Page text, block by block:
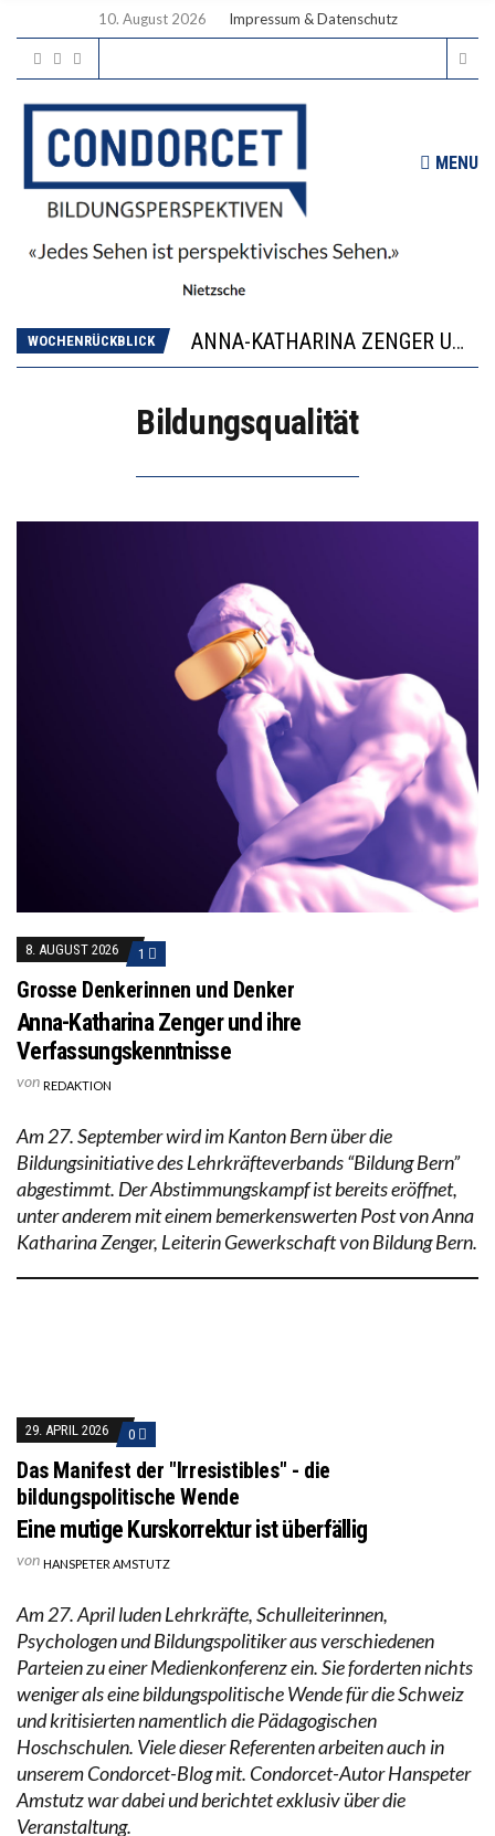
10. August 2026 Impressum & Datenschutz
MENU
WOCHENRÜCKBLICK
ANNA-KATHARINA ZENGER UND IHRE VERFASSUNGSKENNTNISSE
“VIEL ZU VIELE SCHÜLER, DIE GEMESSEN AN IHREN FÄHIGKEITEN GAR NICHT ANS GYMNASIUM GEHÖREN”
Bildungsqualität
8. AUGUST 2026 1
Grosse Denkerinnen und Denker
Anna-Katharina Zenger und ihre
Verfassungskenntnisse
von REDAKTION
Am 27. September wird im Kanton Bern über die
Bildungsinitiative des Lehrkräfteverbands “Bildung Bern”
abgestimmt. Der Abstimmungskampf ist bereits eröffnet,
unter anderem mit einem bemerkenswerten Post von Anna
Katharina Zenger, Leiterin Gewerkschaft von Bildung Bern.
29. APRIL 2026 0
Das Manifest der "Irresistibles" - die
bildungspolitische Wende
Eine mutige Kurskorrektur ist überfällig
von HANSPETER AMSTUTZ
Am 27. April luden Lehrkräfte, Schulleiterinnen,
Psychologen und Bildungspolitiker aus verschiedenen
Parteien zu einer Medienkonferenz ein. Sie forderten nichts
weniger als eine bildungspolitische Wende für die Schweiz
und kritisierten namentlich die Pädagogischen
Hoschschulen. Viele dieser Referenten arbeiten auch in
unserem Condorcet-Blog mit. Condorcet-Autor Hanspeter
Amstutz war dabei und berichtet exklusiv über die
Veranstaltung.